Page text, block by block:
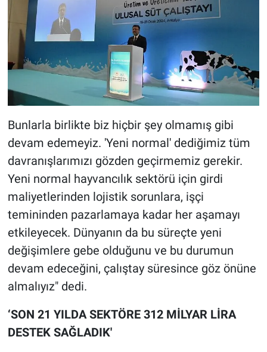
Bunlarla birlikte biz hiçbir şey olmamış gibi
devam edemeyiz. 'Yeni normal' dediğimiz tüm
davranışlarımızı gözden geçirmemiz gerekir.
Yeni normal hayvancılık sektörü için girdi
maliyetlerinden lojistik sorunlara, işçi
temininden pazarlamaya kadar her aşamayı
etkileyecek. Dünyanın da bu süreçte yeni
değişimlere gebe olduğunu ve bu durumun
devam edeceğini, çalıştay süresince göz önüne
almalıyız" dedi.
‘SON 21 YILDA SEKTÖRE 312 MİLYAR LİRA
DESTEK SAĞLADIK'